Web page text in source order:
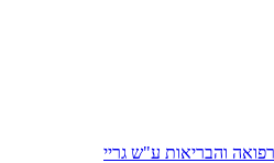
והבריאות ע"ש גריי